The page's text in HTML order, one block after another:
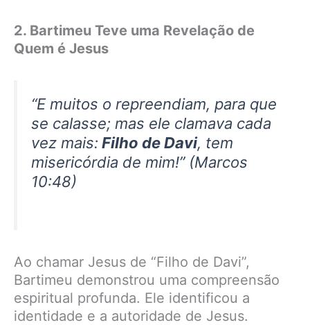
2. Bartimeu Teve uma Revelação de
Quem é Jesus
“E muitos o repreendiam, para que
se calasse; mas ele clamava cada
vez mais: Filho de Davi, tem
misericórdia de mim!” (Marcos
10:48)
Ao chamar Jesus de “Filho de Davi”,
Bartimeu demonstrou uma compreensão
espiritual profunda. Ele identificou a
identidade e a autoridade de Jesus.